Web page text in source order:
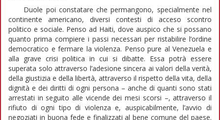
Duole poi constatare che permangono, specialmente nel
continente americano, diversi contesti di acceso scontro
politico e sociale. Penso ad Haiti, dove auspico che si possano
quanto prima compiere i passi necessari per ristabilire l’ordine
democratico e fermare la violenza. Penso pure al Venezuela e
alla grave crisi politica in cui si dibatte. Essa potrà essere
superata solo attraverso l’adesione sincera ai valori della verità,
della giustizia e della libertà, attraverso il rispetto della vita, della
dignità e dei diritti di ogni persona – anche di quanti sono stati
arrestati in seguito alle vicende dei mesi scorsi –, attraverso il
rifiuto di ogni tipo di violenza e, auspicabilmente, l’avvio di
negoziati in buona fede e finalizzati al bene comune del paese.